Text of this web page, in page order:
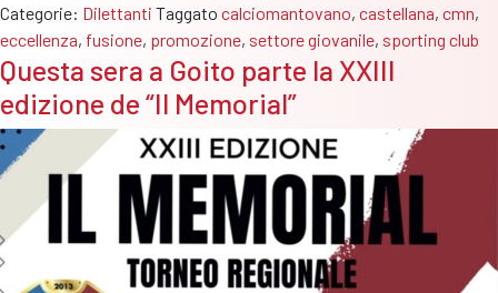
Club,
l’annuncio
della
fusione
arrivare
nel
weekend
Categorie: Dilettanti Taggato calciomantovano, castellana, cmn,
eccellenza, fusione, promozione, settore giovanile, sporting club
Questa sera a Goito parte la XXIII
edizione de “Il Memorial”